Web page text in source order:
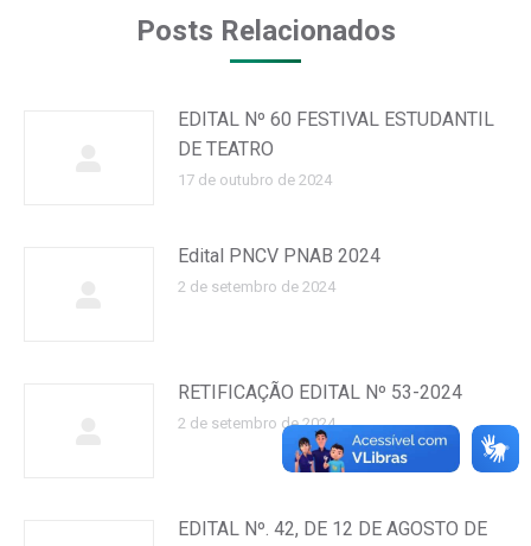
Posts Relacionados
EDITAL Nº 60 FESTIVAL ESTUDANTIL
DE TEATRO
17 de outubro de 2024
Edital PNCV PNAB 2024
2 de setembro de 2024
RETIFICAÇÃO EDITAL Nº 53-2024
2 de setembro de 2024
EDITAL Nº. 42, DE 12 DE AGOSTO DE